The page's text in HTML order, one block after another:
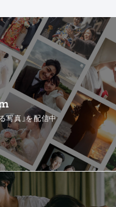
写真」を配信中